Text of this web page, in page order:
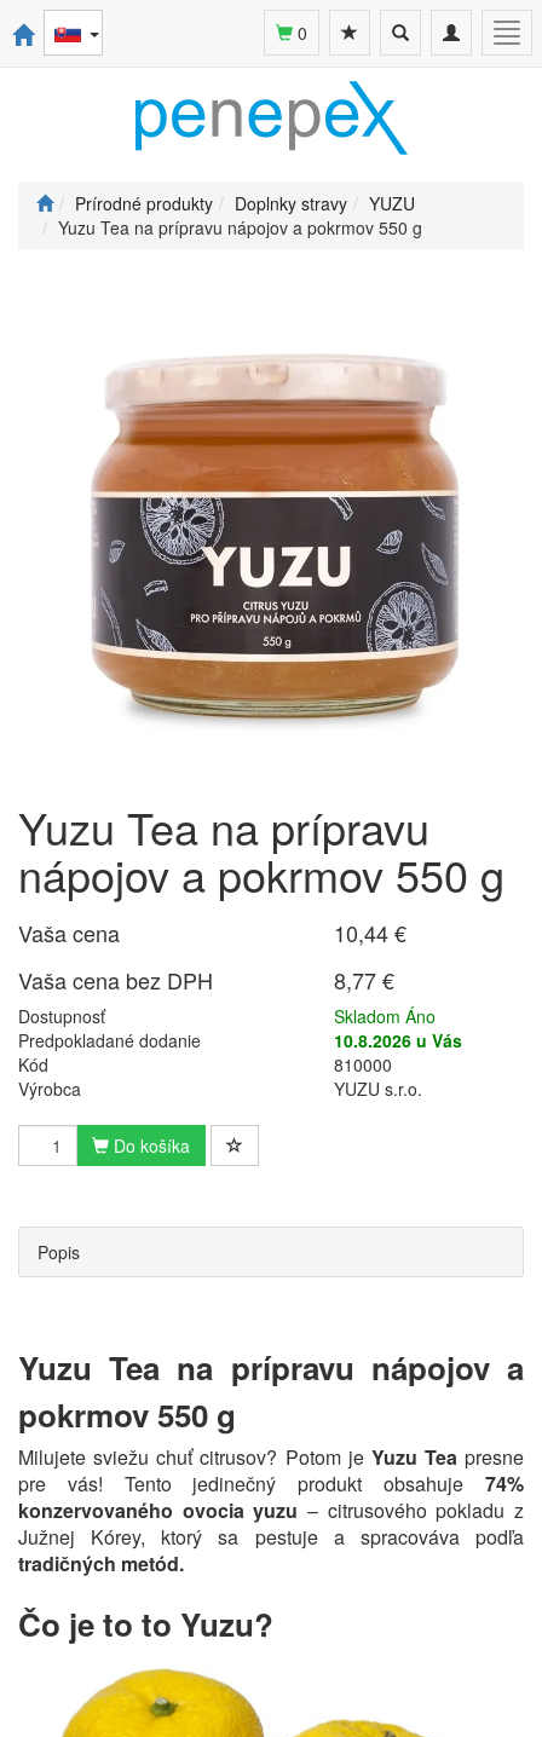
Toggle
navigation
Toggle
search
0
Prírodné produkty Doplnky stravy
YUZU
Yuzu Tea na prípravu nápojov a pokrmov 550 g
Yuzu Tea na prípravu
nápojov a pokrmov 550 g
Vaša cena
10,44 €
Vaša cena bez DPH
8,77 €
Dostupnosť
Skladom Áno
Predpokladané dodanie
10.8.2026 u Vás
Kód
810000
Výrobca
YUZU s.r.o.
Do košíka
Popis
Yuzu Tea na prípravu nápojov a
pokrmov 550 g
Milujete sviežu chuť citrusov? Potom je Yuzu Tea presne
pre vás! Tento jedinečný produkt obsahuje 74%
konzervovaného ovocia yuzu – citrusového pokladu z
Južnej Kórey, ktorý sa pestuje a spracováva podľa
tradičných metód.
Čo je to to Yuzu?